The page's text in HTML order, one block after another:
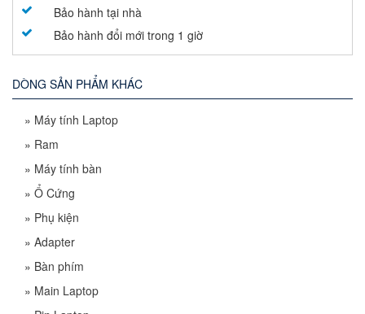
Bảo hành tại nhà
Bảo hành đổi mới trong 1 giờ
DÒNG SẢN PHẨM KHÁC
» Máy tính Laptop
» Ram
» Máy tính bàn
» Ổ Cứng
» Phụ kiện
» Adapter
» Bàn phím
» Main Laptop